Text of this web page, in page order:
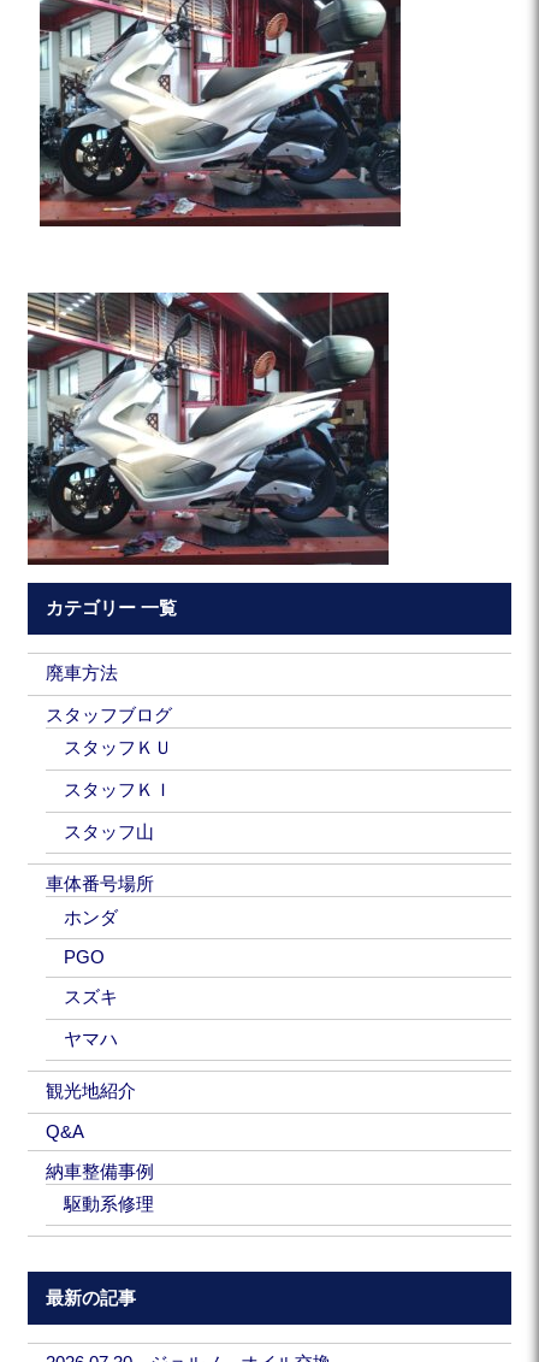
カテゴリー 一覧
廃車方法
スタッフブログ
スタッフＫＵ
スタッフＫＩ
スタッフ山
車体番号場所
ホンダ
PGO
スズキ
ヤマハ
観光地紹介
Q&A
納車整備事例
駆動系修理
最新の記事